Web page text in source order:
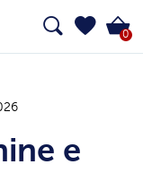
0
e